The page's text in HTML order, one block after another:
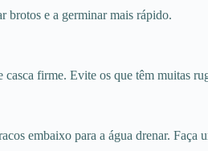
brotos e a germinar mais rápido.
firme. Evite os que têm muitas
embaixo para a água drenar. Faça